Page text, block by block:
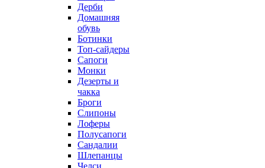
Дерби
Домашняя
обувь
Ботинки
Топ-сайдеры
Сапоги
Монки
Дезерты и
чакка
Броги
Слипоны
Лоферы
Полусапоги
Сандалии
Шлепанцы
Челси